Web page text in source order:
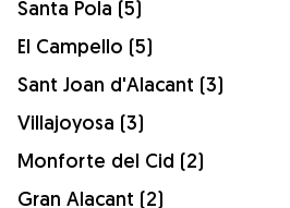
Santa Pola (5)
El Campello (5)
Sant Joan d'Alacant (3)
Villajoyosa (3)
Monforte del Cid (2)
Gran Alacant (2)